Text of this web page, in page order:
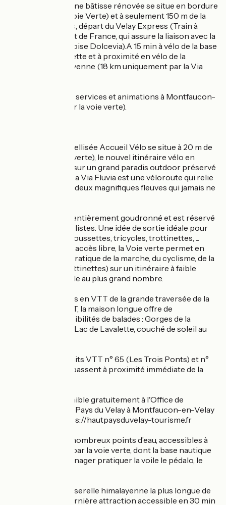
Le + : cette ancienne bâtisse rénovée se situe en bordure
de la Via Fluvia (Voie Verte) et à seulement 150 m de la
gare de Raucoules, départ du Velay Express (Train à
vapeur le plus haut de France, qui assure la liaison avec la
voie verte ardéchoise Dolcevia).A 15 min à vélo de la base
nautique de Lavalette et à proximité en vélo de la
passerelle himalayenne (18 km uniquement par la Via
Tous commerces, services et animations à Montfaucon-
en-Velay (4 km par la voie verte).
Cette location labellisée Accueil Vélo se situe à 20 m de
la Via Fluvia (voie verte), le nouvel itinéraire vélo en
France, qui ouvre sur un grand paradis outdoor préservé
et spectaculaire. La Via Fluvia est une véloroute qui relie
la Loire au Rhône, deux magnifiques fleuves qui jamais ne
Cet itinéraire est entièrement goudronné et est réservé
aux piétons et cyclistes. Une idée de sortie idéale pour
les familles avec poussettes, tricycles, trottinettes, ...
Ouverte à tous en accès libre, la Voie verte permet en
toute sécurité la pratique de la marche, du cyclisme, de la
glisse (rollers/trottinettes) sur un itinéraire à faible
déclivité accessible au plus grand nombre.
Située à 15 minutes en VTT de la grande traversée de la
Haute-Loire à VTT, la maison longue offre de
nombreuses possibilités de balades : Gorges de la
Dunières, tour du Lac de Lavalette, couché de soleil au
A noter : Les circuits VTT n° 65 (Les Trois Ponts) et n°
66 (Le Trifoulou) passent à proximité immédiate de la
Travel plan disponible gratuitement à l'Office de
tourisme du Haut-Pays du Velay à Montfaucon-en-Velay
ou sur le site : https://hautpaysduvelay-tourisme.fr
Sans oublier : les nombreux points d’eau, accessibles à
pieds, en VTT ou par la voie verte, dont la base nautique
de Lavalette pour nager pratiquer la voile le pédalo, le
La magnifique passerelle himalayenne la plus longue de
France. C’est la dernière attraction accessible en 30 min